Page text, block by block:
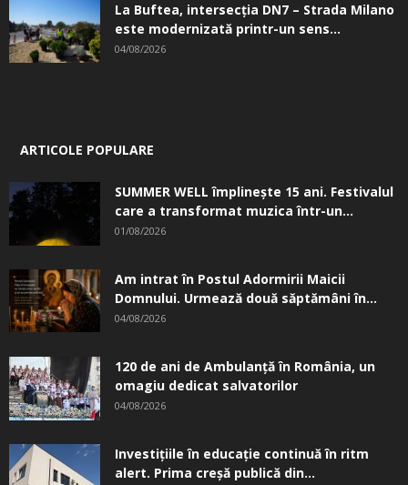
La Buftea, intersecţia DN7 – Strada Milano
este modernizată printr-un sens...
04/08/2026
ARTICOLE POPULARE
SUMMER WELL împlinește 15 ani. Festivalul
care a transformat muzica într-un...
01/08/2026
Am intrat în Postul Adormirii Maicii
Domnului. Urmează două săptămâni în...
04/08/2026
120 de ani de Ambulanță în România, un
omagiu dedicat salvatorilor
04/08/2026
Investițiile în educație continuă în ritm
alert. Prima creşă publică din...